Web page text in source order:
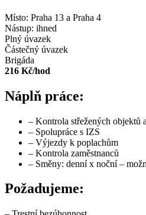
Místo: Praha 13 a Praha 4
Nástup: ihned
Plný úvazek
Částečný úvazek
Brigáda
216 Kč/hod
Náplň práce:
– Kontrola střežených objektů
– Spolupráce s IZS
– Výjezdy k poplachům
– Kontrola zaměstnanců
– Směny: denní x noční –
Požadujeme: